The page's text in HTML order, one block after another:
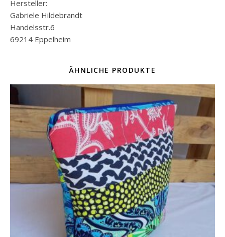
Hersteller:
Gabriele Hildebrandt
Handelsstr.6
69214 Eppelheim
ÄHNLICHE PRODUKTE